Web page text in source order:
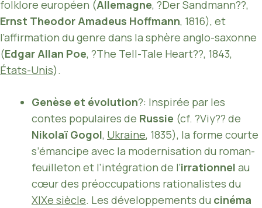
folklore européen (Allemagne, ?Der Sandmann??,
Ernst Theodor Amadeus Hoffmann, 1816), et
l’affirmation du genre dans la sphère anglo-saxonne
(Edgar Allan Poe, ?The Tell-Tale Heart??, 1843,
États-Unis).
Genèse et évolution?: Inspirée par les
contes populaires de Russie (cf. ?Viy?? de
Nikolaï Gogol, Ukraine, 1835), la forme courte
s’émancipe avec la modernisation du roman-
feuilleton et l’intégration de l’irrationnel au
cœur des préoccupations rationalistes du
XIXe siècle. Les développements du cinéma